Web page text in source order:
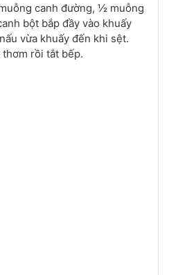
canh đường, ½ muỗng
bột bắp đầy vào khuấy
vừa khuấy đến khi sệt.
rồi tắt bếp.